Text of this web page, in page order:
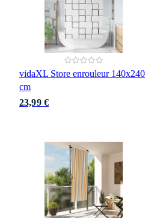
vidaXL Store enrouleur 140x240
cm
23,99 €